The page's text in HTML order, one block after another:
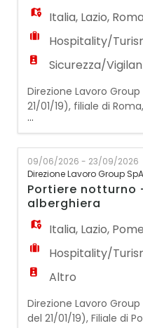
Italia, Lazio, Roma
Hospitality/
Sicurezza/
Direzione Lavoro Group
21/01/19), filiale di
cliente un/una
STRUTTURA MUSEALE
· Accoglienza e
· Controllo degli
flussi di ingresso/
informativo al
...
09/06/2026 - 23/09/2026
Direzione Lavoro Group SpA
Portiere
alberghiera
Italia, Lazio,
Hospitality/
Altro
Direzione Lavoro Group
del 21/01/19), Filiale di